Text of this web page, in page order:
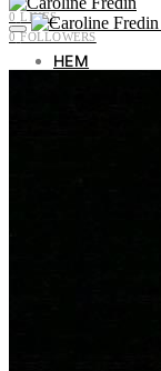
0 LIKES
0 FOLLOWERS
HEM